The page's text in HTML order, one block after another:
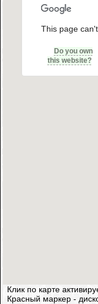
This page
Do you own
this website?
Клик по карте
Красный маркер -